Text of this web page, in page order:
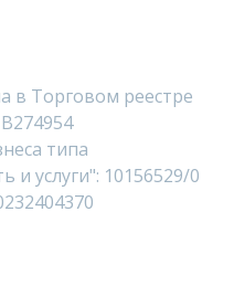
в Торговом реестре
типа
и услуги": 10156529/0